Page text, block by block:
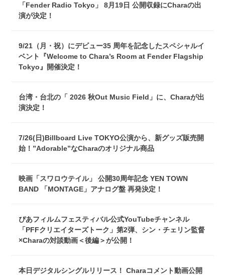
「Fender Radio Tokyo」 8月19日 公開収録にCharaの出
演が決定！
9/21（月・祝）にデビュー35 周年を記念したスペシャルイ
ベント『Welcome to Chara’s Room at Fender Flagship
Tokyo』開催決定！
台湾・台北の「 2026 秋Out Music Field」に、Charaが出
演決定！
7/26(日)Billboard Live TOKYO公演から、新グッズ販売開
始！”Adorable”なCharaのオリジナル商品
映画「スワロウテイル」 公開30周年記念 YEN TOWN
BAND 「MONTAGE」アナログ盤 再発決定！
ぴあフィルムフェスティバル公式YouTubeチャンネル
「PFFクリエイターズトーク」第2弾、シン・チェリン監督
×Charaの対談動画＜後編＞が公開！
本日デジタルシングルリリース！ Charaコメント動画公開